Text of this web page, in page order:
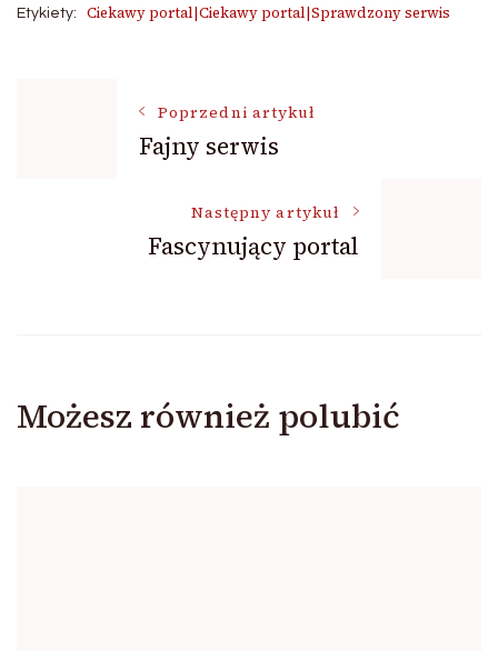
Etykiety: Ciekawy portal|Ciekawy portal|Sprawdzony serwis
NawigacjaPoprzedni artykuł
Fajny serwis
Następny artykuł
Fascynujący portal
Możesz również polubić